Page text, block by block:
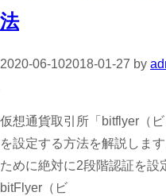
法
2020-06-102018-01-27 by
仮想通貨取引所「bitflyer（
を設定する方法を解説しま
ために絶対に2段階認証を設
bitFlyer（ビ